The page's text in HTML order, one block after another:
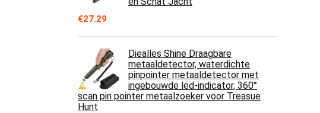
€27.29
Diealles Shine Draagbare
metaaldetector, waterdichte
pinpointer metaaldetector met
ingebouwde led-indicator, 360°
scan pin pointer metaalzoeker voor Treasue
Hunt